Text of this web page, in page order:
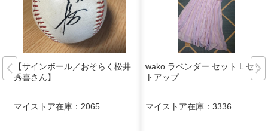
【サインボール／おそらく松井
秀喜さん】
マイストア在庫： 2065
wako ラベンダー セット L セッ
トアップ
マイストア在庫： 3336